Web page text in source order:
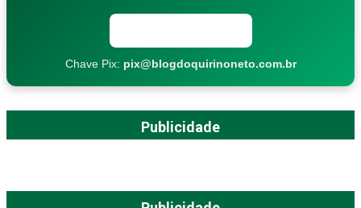
Chave Pix: pix@blogdoquirinoneto.com.br
Publicidade